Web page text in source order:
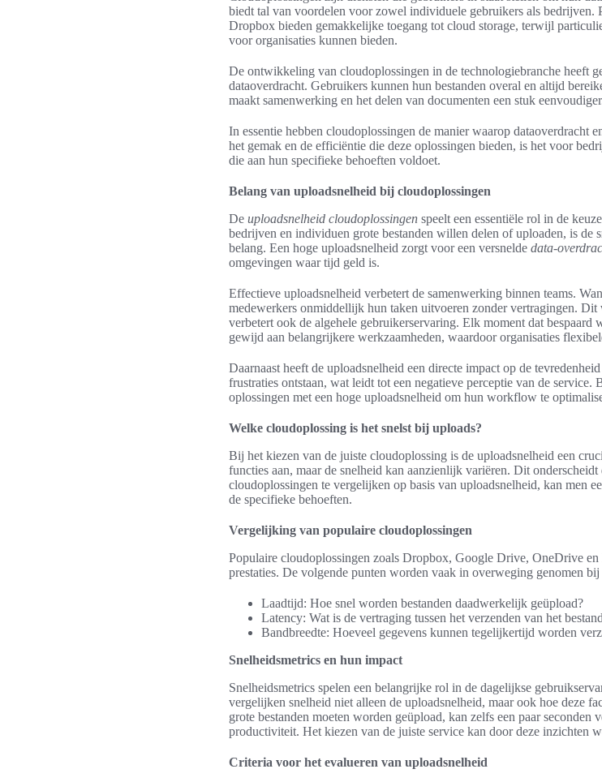
biedt tal van voordelen voor zowel individuele gebruikers als
Dropbox bieden gemakkelijke toegang tot cloud storage, terwijl
voor organisaties kunnen bieden.
De ontwikkeling van cloudoplossingen in de technologiebranche heeft
dataoverdracht. Gebruikers kunnen hun bestanden overal en altijd
maakt samenwerking en het delen van documenten een stuk
In essentie hebben cloudoplossingen de manier waarop dataoverdracht
het gemak en de efficiëntie die deze oplossingen bieden, is het voor
die aan hun specifieke behoeften voldoet.
Belang van uploadsnelheid bij cloudoplossingen
De uploadsnelheid cloudoplossingen speelt een essentiële rol in de
bedrijven en individuen grote bestanden willen delen of uploaden, is de
belang. Een hoge uploadsnelheid zorgt voor een versnelde data-
omgevingen waar tijd geld is.
Effectieve uploadsnelheid verbetert de samenwerking binnen teams.
medewerkers onmiddellijk hun taken uitvoeren zonder vertragingen.
verbetert ook de algehele gebruikerservaring. Elk moment dat
gewijd aan belangrijkere werkzaamheden, waardoor organisaties
Daarnaast heeft de uploadsnelheid een directe impact op de
frustraties ontstaan, wat leidt tot een negatieve perceptie van de
oplossingen met een hoge uploadsnelheid om hun workflow te
Welke cloudoplossing is het snelst bij uploads?
Bij het kiezen van de juiste cloudoplossing is de uploadsnelheid een
functies aan, maar de snelheid kan aanzienlijk variëren. Dit
cloudoplossingen te vergelijken op basis van uploadsnelheid, kan men
de specifieke behoeften.
Vergelijking van populaire cloudoplossingen
Populaire cloudoplossingen zoals Dropbox, Google Drive, OneDrive
prestaties. De volgende punten worden vaak in overweging genomen
Laadtijd: Hoe snel worden bestanden daadwerkelijk geüpload?
Latency: Wat is de vertraging tussen het verzenden van het
Bandbreedte: Hoeveel gegevens kunnen tegelijkertijd worden
Snelheidsmetrics en hun impact
Snelheidsmetrics spelen een belangrijke rol in de dagelijkse
vergelijken snelheid niet alleen de uploadsnelheid, maar ook hoe deze
grote bestanden moeten worden geüpload, kan zelfs een paar seconden
productiviteit. Het kiezen van de juiste service kan door deze inzichten
Criteria voor het evalueren van uploadsnelheid